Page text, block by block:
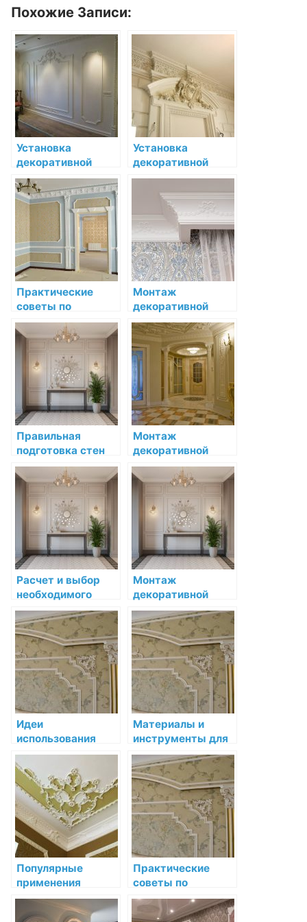
Похожие Записи:
Установка
декоративной
лепнины в
спальне:
подробный
мастер-класс
Установка
декоративной
лепнины в
гостиной:
изысканный
украшатель
интерьера
Практические
советы по
установке и уходу
за лепниной
Монтаж
декоративной
лепнины на
потолке:
подробный
руководство
Правильная
подготовка стен
перед установкой
декоративной
лепнины
Монтаж
декоративной
лепнины на
потолке: советы и
рекомендации
Расчет и выбор
необходимого
количества
декоративной
лепнины
Монтаж
декоративной
лепнины на
стенах: подробное
руководство
Идеи
использования
лепнины в
комнатах разного
назначения
Материалы и
инструменты для
установки
декоративной
лепнины: полное
руководство
Популярные
применения
декоративной
лепнины в
Практические
советы по
установке и уходу
за лепниной